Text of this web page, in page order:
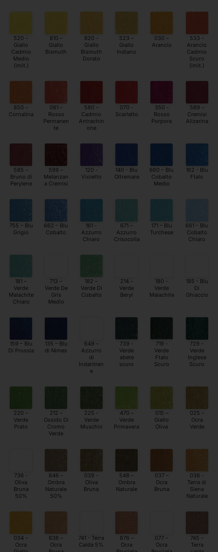
520 –
Giallo
Cadmio
Medio
(imit.)
810 –
Giallo
Bismuth
820 -
Giallo
Bismuth
Dorato
523 –
Giallo
Indiano
030 –
Arancio
533 –
Arancio
Cadmio
Scuro
(imit.)
850 –
Cornalina
061 –
Rosso
Permanen
te
580 –
Cadmio
Antrachin
one
070 -
Scarlatto
350 -
Rosso
Porpora
589 –
Cremisi
Alizarina
585 –
Bruno di
Perylene
599 –
Melanzan
a Cremisi
120 -
Violetto
140 - Blu
Oltremare
660 – Blu
Cobalto
Medio
162 - Blu
Ftalo
755 – Blu
Grigio
662 – Blu
Cobalto
161 -
Azzurro
Chiaro
671 –
Azzurro
Crisocolla
171 – Blu
Turchese
661 – Blu
Cobalto
Chiaro
181 –
Verde
Malachite
Chiaro
713 –
Verde De
Gris
Medio
182 –
Verde Di
Cobalto
214 –
Verde
Beryl
180 -
Verde
Malachite
185 - Blu
Di
Ghiaccio
159 – Blu
Di Prussia
135 – Blu
di Nimes
649 –
Azzurro
di
Indantren
e
739 -
Verde
abete
scuro
719 -
Verde
Ftalo
Scuro
729 –
Verde
Inglese
Scuro
220 –
Verde
Prato
212 –
Ossido Di
Cromo
Verde
225 -
Verde
Muschio
470 –
Verde
Primavera
015 –
Giallo
Oliva
025 –
Ocra
Verde
736 -
Oliva
Bruna
50%
846 –
Ombra
Naturale
50%
039 -
Oliva
Bruna
548 –
Ombra
Naturale
037 –
Ocra
Bruna
036 -
Terra di
Siena
Naturale
034 –
Ocra
836 –
Ocra
741 - Terra
Calda 5%
876 –
Ocra
077 –
Ocra
745 –
Terra